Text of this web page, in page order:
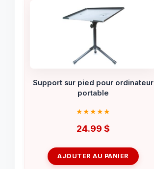
Support sur pied pour ordinateur
portable
24.99 $
AJOUTER AU PANIER